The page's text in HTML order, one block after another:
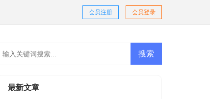
会员登录
会员注册
最新文章